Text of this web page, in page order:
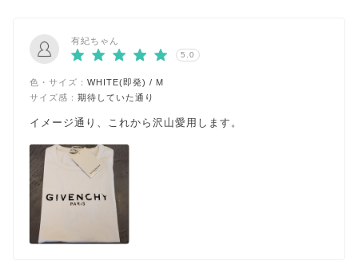
有紀ちゃん
5.0
色・サイズ： WHITE(即発) / M
サイズ感： 期待していた通り
イメージ通り、これから沢山愛用します。